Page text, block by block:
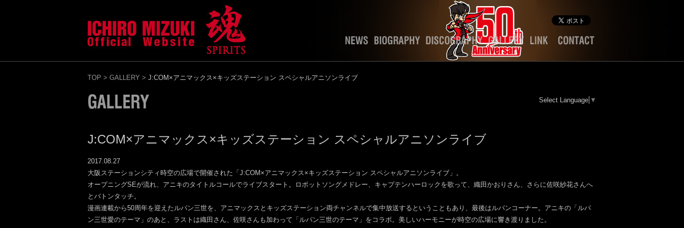
TOP > GALLERY > J:COM×アニマックス×キッズステーション スペシャルアニソンライブ
Select Language ▼
J:COM×アニマックス×キッズステーション スペシャルアニソンライブ
2017.08.27
大阪ステーションシティ時空の広場で開催された「J:COM×アニマックス×キッズステーション スペシャルアニソンライブ」。
オープニングSEが流れ、アニキのタイトルコールでライブスタート。ロボットソングメドレー、キャプテンハーロックを歌って、織田かおりさん、さらに佐咲紗花さんへ
とバトンタッチ。
漫画連載から50周年を迎えたルパン三世を、アニマックスとキッズステーション両チャンネルで集中放送するということもあり、最後はルパンコーナー。アニキの「ルパ
ン三世愛のテーマ」のあと、ラストは織田さん、佐咲さんも加わって「ルパン三世のテーマ」をコラボ。美しいハーモニーが時空の広場に響き渡りました。